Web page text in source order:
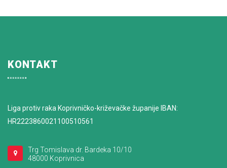
KONTAKT
Liga protiv raka Koprivničko-križevačke županije IBAN:
HR2223860021100510561
Trg Tomislava dr. Bardeka 10/10
48000 Koprivnica